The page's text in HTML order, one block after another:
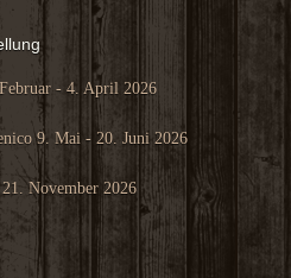
- 4. April 2026
9. Mai - 20. Juni 2026
November 2026